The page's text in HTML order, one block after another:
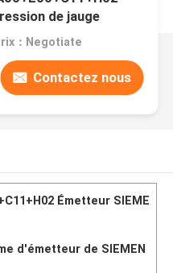
de jauge
：Negotiate
Contactez nous
Émetteur SIEME
d'émetteur de SIEMEN